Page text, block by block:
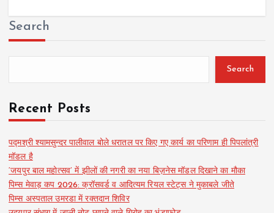
Search
Search
Recent Posts
पद्मश्री श्यामसुन्दर पालीवाल बोले धरातल पर किए गए कार्य का परिणाम ही पिपलांत्री
मॉडल है
‘जयपुर बाल महोत्सव’ में झीलों की नगरी का नया बिज़नेस मॉडल दिखाने का मौका
पिम्स मेवाड़ कप 2026: क्रॉसवर्ड व आदित्यम रियल स्टेट्स ने मुकाबले जीते
पिम्स अस्पताल उमरडा में रक्तदान शिविर